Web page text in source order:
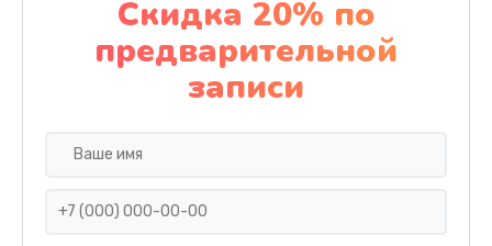
Замена дисплея (экрана)
2000 руб.
Заказать
Ремонт платы электроники
Скидка 20% по
предварительной
записи